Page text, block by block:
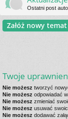
Ostatni post
Załóż nowy temat
Twoje
Nie możesz tworzyć
Nie możesz odpowiadać
Nie możesz zmieniać
Nie możesz usuwać
Nie możesz dodawać